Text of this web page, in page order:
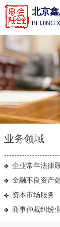
北京
BEIJING
业务领域
企业常年法律
金融不良资产
资本市场服务
商事仲裁纠纷